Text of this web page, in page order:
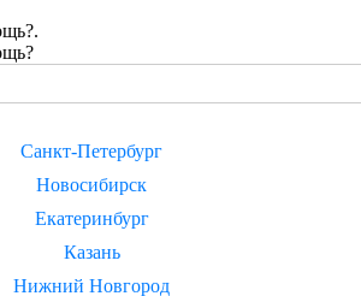
Санкт-Петербург
Новосибирск
Екатеринбург
Казань
Нижний Новгород